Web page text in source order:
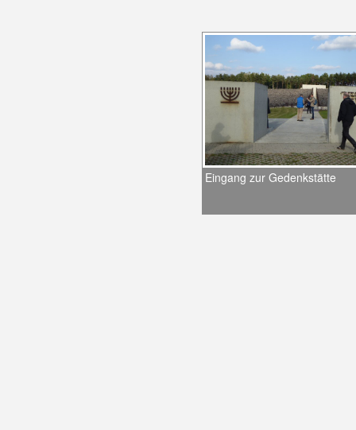
Eingang zur Gedenkstätte